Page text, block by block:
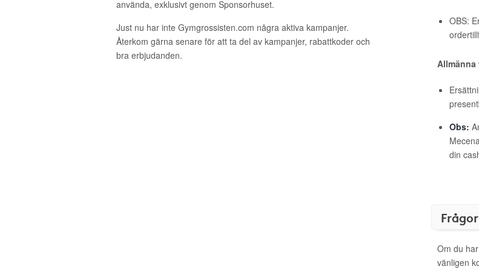
använda, exklusivt genom Sponsorhuset.
Just nu har inte Gymgrossisten.com några aktiva kampanjer.
Återkom gärna senare för att ta del av kampanjer, rabattkoder och
bra erbjudanden.
OBS:
Obs:
din
Om du
vänligen